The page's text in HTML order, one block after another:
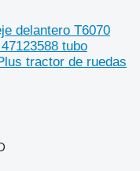
delantero T6070
tubo
tractor de ruedas